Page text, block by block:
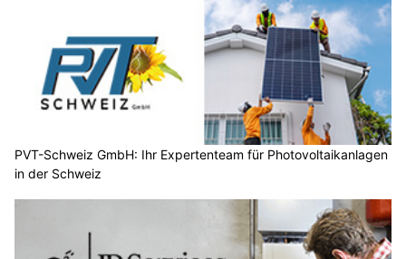
PVT-Schweiz GmbH: Ihr Expertenteam für Photovoltaikanlagen
in der Schweiz